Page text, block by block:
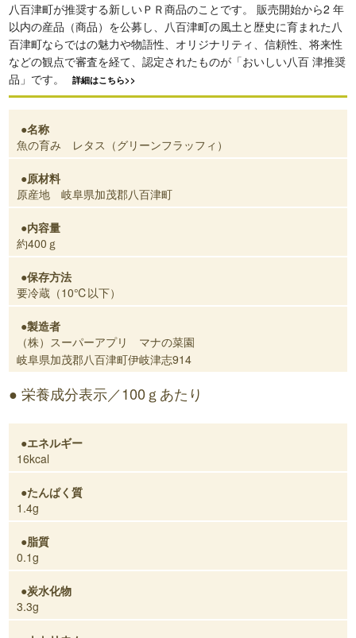
八百津町が推奨する新しいＰＲ商品のことです。 販売開始から2 年
以内の産品（商品）を公募し、八百津町の風土と歴史に育まれた八
百津町ならではの魅力や物語性、オリジナリティ、信頼性、将来性
などの観点で審査を経て、認定されたものが「おいしい八百 津推奨
品」です。
詳細はこちら>>
名称
魚の育み レタス（グリーンフラッフィ）
原材料
原産地 岐阜県加茂郡八百津町
内容量
約400ｇ
保存方法
要冷蔵（10℃以下）
製造者
（株）スーパーアプリ マナの菜園
岐阜県加茂郡八百津町伊岐津志914
栄養成分表示／100ｇあたり
エネルギー
16kcal
たんぱく質
1.4g
脂質
0.1g
炭水化物
3.3g